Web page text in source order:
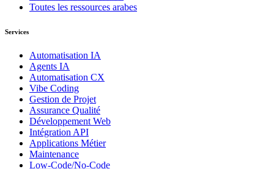
Toutes les ressources arabes
Services
Automatisation IA
Agents IA
Automatisation CX
Vibe Coding
Gestion de Projet
Assurance Qualité
Développement Web
Intégration API
Applications Métier
Maintenance
Low-Code/No-Code